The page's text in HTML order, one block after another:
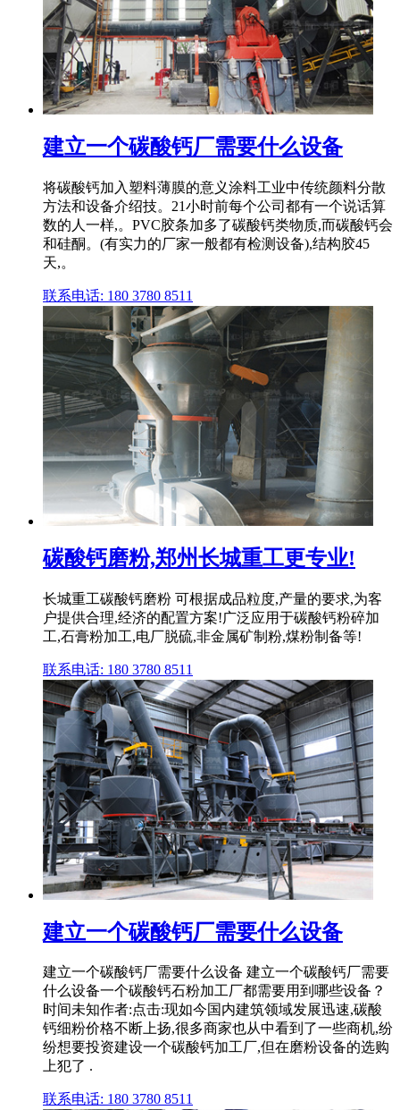
建立一个碳酸钙厂需要什么设备
将碳酸钙加入塑料薄膜的意义涂料工业中传统颜料分散
方法和设备介绍技。21小时前每个公司都有一个说话算
数的人一样,。PVC胶条加多了碳酸钙类物质,而碳酸钙会
和硅酮。(有实力的厂家一般都有检测设备),结构胶45
天,。
联系电话: 180 3780 8511
碳酸钙磨粉,郑州长城重工更专业!
长城重工碳酸钙磨粉 可根据成品粒度,产量的要求,为客
户提供合理,经济的配置方案!广泛应用于碳酸钙粉碎加
工,石膏粉加工,电厂脱硫,非金属矿制粉,煤粉制备等!
联系电话: 180 3780 8511
建立一个碳酸钙厂需要什么设备
建立一个碳酸钙厂需要什么设备 建立一个碳酸钙厂需要
什么设备一个碳酸钙石粉加工厂都需要用到哪些设备？
时间未知作者:点击:现如今国内建筑领域发展迅速,碳酸
钙细粉价格不断上扬,很多商家也从中看到了一些商机,纷
纷想要投资建设一个碳酸钙加工厂,但在磨粉设备的选购
上犯了 .
联系电话: 180 3780 8511